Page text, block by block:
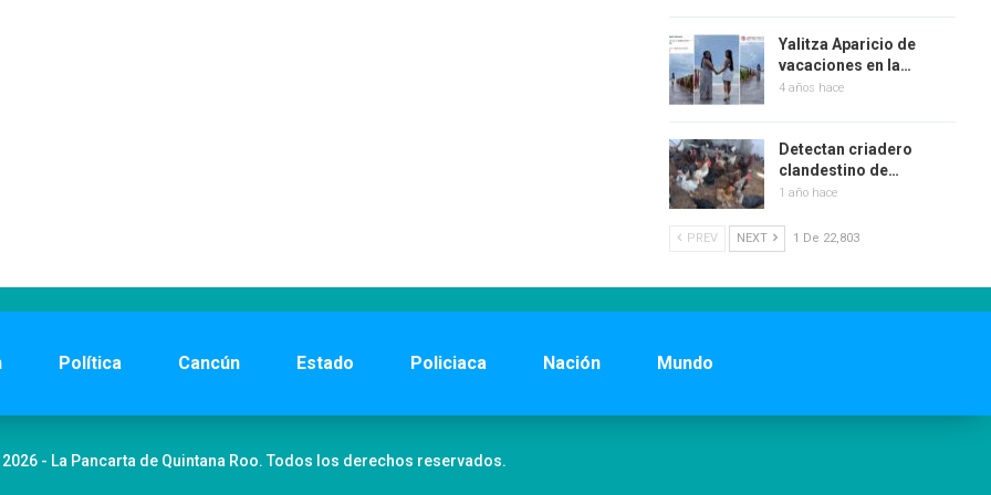
Yalitza Aparicio de
vacaciones en la…
4 años hace
Detectan criadero
clandestino de…
1 año hace
PREV NEXT 1 De 22,803
Política Cancún Estado Policiaca Nación Mundo
- La Pancarta de Quintana Roo. Todos los derechos reservados.